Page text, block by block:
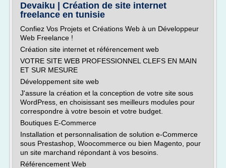
Devaiku | Création de site internet
freelance en tunisie
Confiez Vos Projets et Créations Web à un Développeur
Web Freelance !
Création site internet et référencement web
VOTRE SITE WEB PROFESSIONNEL CLEFS EN MAIN
ET SUR MESURE
Développement site web
J'assure la création et la conception de votre site sous
WordPress, en choisissant ses meilleurs modules pour
correspondre à votre besoin et votre budget.
Boutiques E-Commerce
Installation et personnalisation de solution e-Commerce
sous Prestashop, Woocommerce ou bien Magento, pour
un site marchand répondant à vos besoins.
Référencement Web